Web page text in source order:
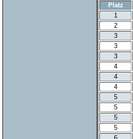
Platz
1
2
3
3
3
4
4
4
5
5
5
5